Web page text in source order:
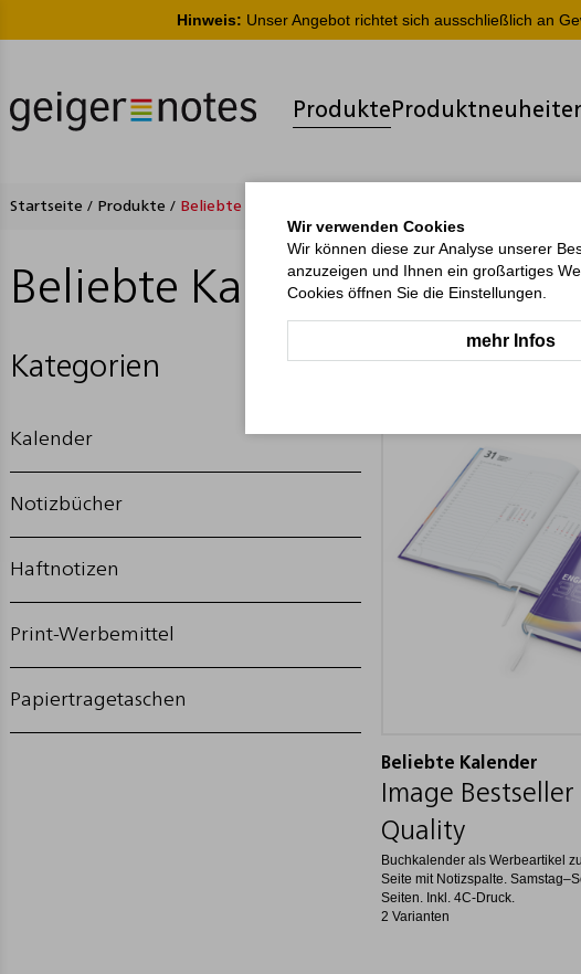
Hinweis: Unser Angebot richtet sich ausschließlich an
Produkte
Startseite / Produkte / Beliebte Kalender
Beliebte Kalender
Kategorien
Kalender
Notizbücher
Haftnotizen
Print-Werbemittel
Papiertragetaschen
Beliebte Kalender
Image Bestseller
Quality
Buchkalender als Werbeartikel
Seite mit Notizspalte.
Seiten. Inkl. 4C-Druck.
2 Varianten
Wir verwenden Cookies
Wir können diese zur Analyse unserer
anzuzeigen und Ihnen ein großartiges
Cookies öffnen Sie die Einstellungen.
mehr Infos